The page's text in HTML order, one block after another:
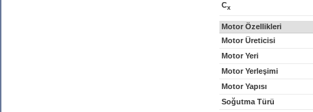
Cx
Motor Özellikleri
Motor Üreticisi
Motor Yeri
Motor Yerleşimi
Motor Yapısı
Soğutma Türü